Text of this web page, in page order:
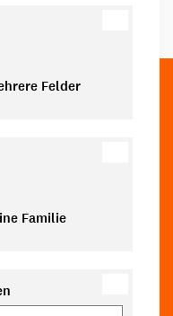
Felder
Familie